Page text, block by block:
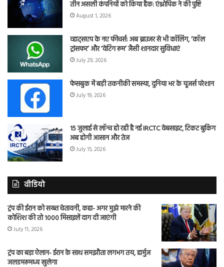
तीन असली कंपनियों को किया हैक: एंथ्रोपिक ने की पुष्टि
August 1, 2026
व्हाट्सएप के नए फीचर्स: अब ब्राउजर से भी कॉलिंग, ‘कॉल
ट्रांसफर’ और ‘वेटिंग रूम’ जैसी शानदार सुविधाएं
July 29, 2026
फेसबुक में बड़ी तकनीकी समस्या, दुनिया भर के यूजर्स परेशान
July 19, 2026
15 जुलाई से लॉन्च हो रही है नई IRCTC वेबसाइट, टिकट बुकिंग
अब होगी आसान और तेज
July 15, 2026
वीडियो
ट्रंप की ईरान को सख्त चेतावनी, कहा- अगर मुझे मारने की
कोशिश की तो 1000 मिसाइलें दाग दी जाएंगी
July 11, 2026
ट्रंप का बड़ा ऐलान- ईरान के साथ समझौता लगभग तय, हार्मुज
जलडमरूमध्य खुलेगा